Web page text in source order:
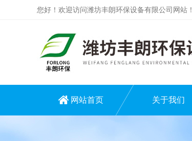
您好！欢迎访问潍坊丰朗环保设备有限公司网站！
网站首页 关于我们